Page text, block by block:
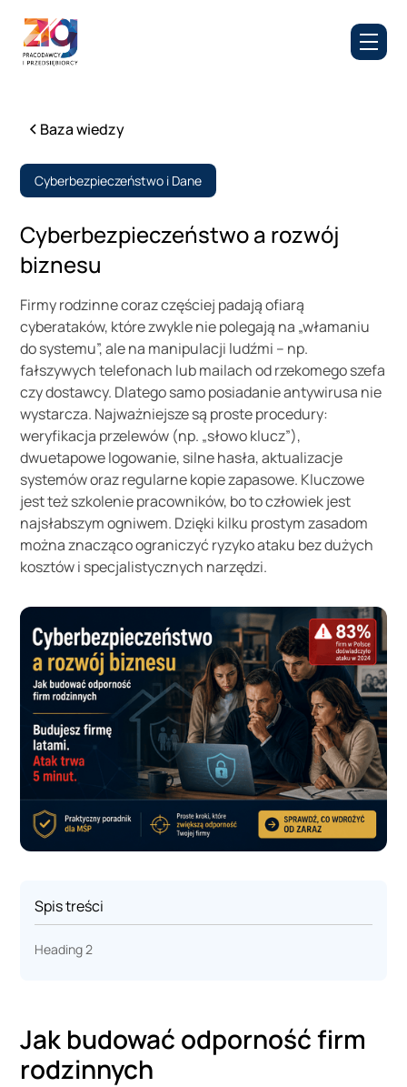
Baza wiedzy
Cyberbezpieczeństwo i Dane
Cyberbezpieczeństwo a rozwój
biznesu
Firmy rodzinne coraz częściej padają ofiarą
cyberataków, które zwykle nie polegają na „włamaniu
do systemu”, ale na manipulacji ludźmi – np.
fałszywych telefonach lub mailach od rzekomego szefa
czy dostawcy. Dlatego samo posiadanie antywirusa nie
wystarcza. Najważniejsze są proste procedury:
weryfikacja przelewów (np. „słowo klucz”),
dwuetapowe logowanie, silne hasła, aktualizacje
systemów oraz regularne kopie zapasowe. Kluczowe
jest też szkolenie pracowników, bo to człowiek jest
najsłabszym ogniwem. Dzięki kilku prostym zasadom
można znacząco ograniczyć ryzyko ataku bez dużych
kosztów i specjalistycznych narzędzi.
Spis treści
Heading 2
Jak budować odporność firm
rodzinnych